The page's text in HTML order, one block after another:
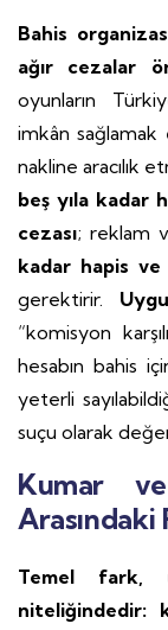
Bahis
ağır cezalar
oyunların
imkân sağlamak
nakline aracılık
beş yıla kadar
cezası; reklam
kadar hapis
gerektirir.
“komisyon
hesabın bahis
yeterli
suçu olarak
Kumar ve
Arasındaki
Temel fark,
niteliğindedir: